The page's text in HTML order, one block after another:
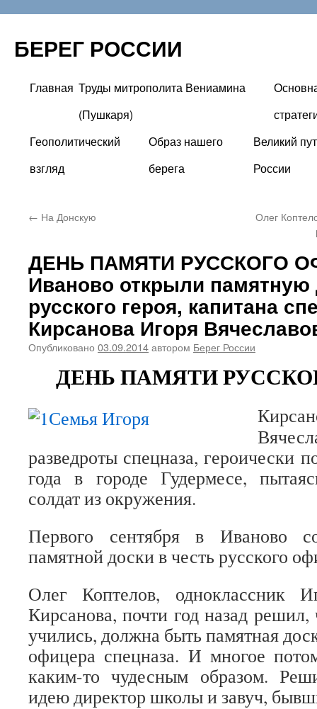
БЕРЕГ РОССИИ
Перейти
содержимому
Главная Труды митрополита Вениамина
(Пушкаря)
Геополитический
взгляд
Образ нашего
берега
Великий
России
← На Донскую
Олег
ДЕНЬ ПАМЯТИ РУССКОГО
Иваново открыли памятную
русского героя, капитана
Кирсанова Игоря
Опубликовано 03.09.2014автором Берег России
ДЕНЬ ПАМЯТИ
разведроты спецназа, героически
года в городе Гудермесе,
солдат из окружения.
Первого сентября в Иваново
памятной доски в честь русского
Олег Коптелов, одноклассник
Кирсанова, почти год назад
учились, должна быть памятная
офицера спецназа. И многое
каким-то чудесным образом.
идею директор школы и завуч,